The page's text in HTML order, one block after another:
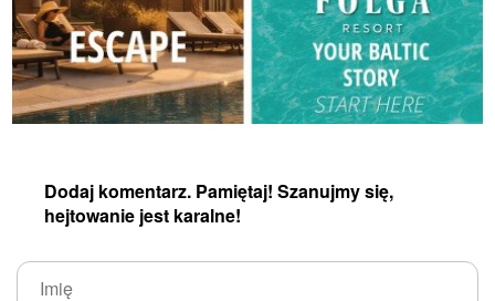
Dodaj komentarz. Pamiętaj! Szanujmy się,
hejtowanie jest karalne!